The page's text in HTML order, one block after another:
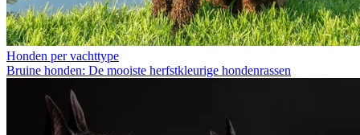
Honden per vachttype
Bruine honden: De mooiste herfstkleurige hondenrassen